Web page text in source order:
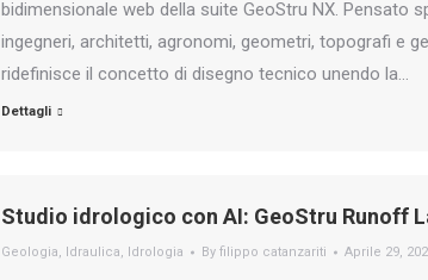
bidimensionale web della suite GeoStru NX. Pensato
ingegneri, architetti, agronomi, geometri, topografi e
ridefinisce il concetto di disegno tecnico unendo la…
Dettagli
Studio idrologico con AI: GeoStru Runoff
Geologia, Idraulica, Idrologia By filippo catanzariti Aprile 29,